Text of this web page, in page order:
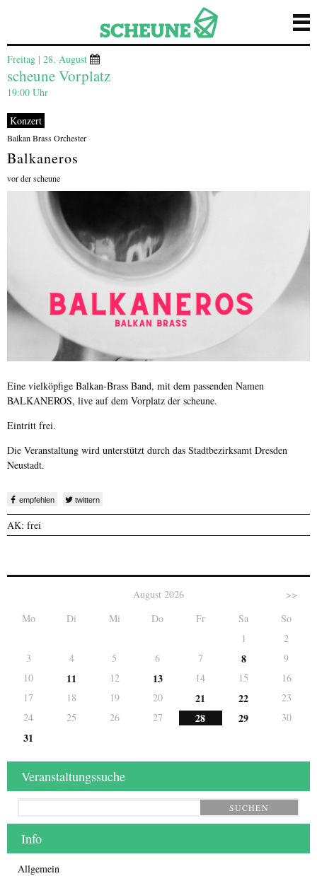
Freitag | 28. August
scheune Vorplatz
19:00 Uhr
Konzert
Balkan Brass Orchester
Balkaneros
vor der scheune
Eine vielköpfige Balkan-Brass Band, mit dem passenden Namen
BALKANEROS, live auf dem Vorplatz der scheune.
Eintritt frei.
Die Veranstaltung wird unterstützt durch das Stadtbezirksamt Dresden
Neustadt.
empfehlen twittern
AK: frei
August 2026
>>
Mo
Di Mi Do Fr Sa
So
1
2
3
4 5 6 7 8
9
10
11 12 13 14 15
16
17
18 19 20 21 22
23
24
25 26 27 28 29 30
31
Veranstaltungssuche
SUCHEN
Info
Allgemein